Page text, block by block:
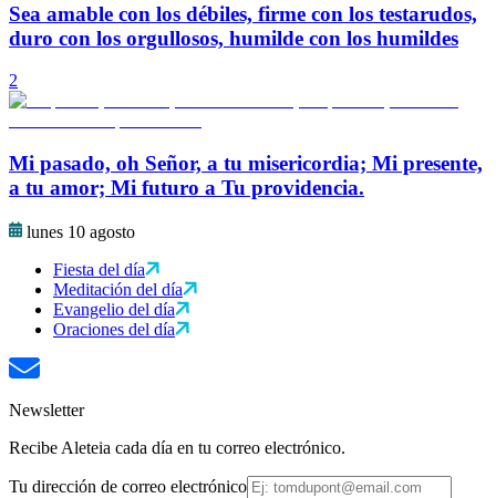
Sea amable con los débiles, firme con los testarudos,
duro con los orgullosos, humilde con los humildes
2
Mi pasado, oh Señor, a tu misericordia; Mi presente,
a tu amor; Mi futuro a Tu providencia.
lunes 10 agosto
Fiesta del día
Meditación del día
Evangelio del día
Oraciones del día
Newsletter
Recibe Aleteia cada día en tu correo electrónico.
Tu dirección de correo electrónico